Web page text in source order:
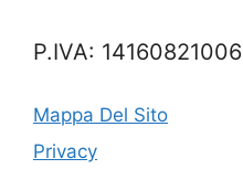
P.IVA: 14160821006
Mappa Del Sito
Privacy